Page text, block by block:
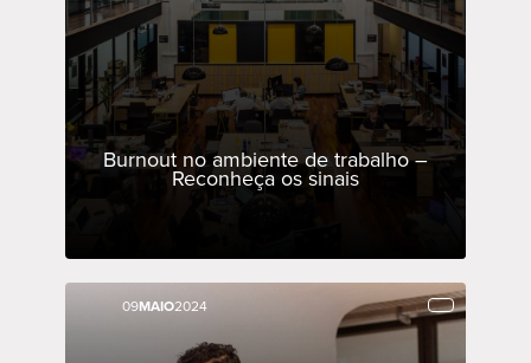
Burnout no ambiente de trabalho –
Reconheça os sinais
09MAIO2024
09MAIO2024